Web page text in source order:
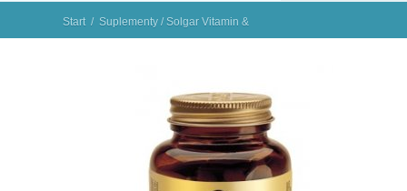
Start / Suplementy / Solgar Vitamin &